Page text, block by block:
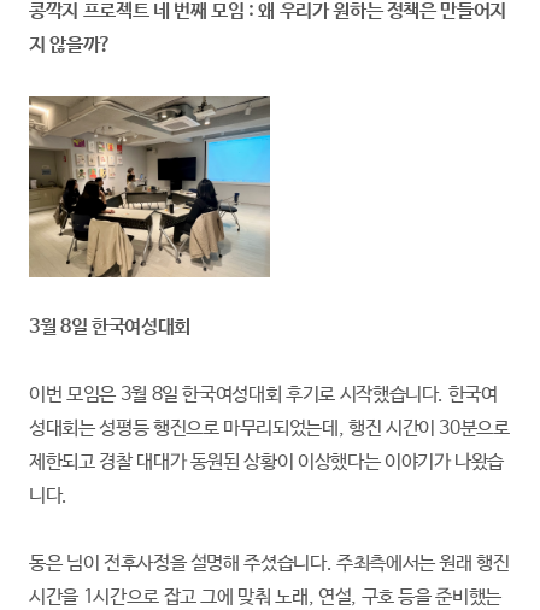
콩깍지 프로젝트 네 번째 모임 : 왜 우리가 원하는 정책은 만들어지
지 않을까?
3월 8일 한국여성대회
이번 모임은 3월 8일 한국여성대회 후기로 시작했습니다. 한국여
성대회는 성평등 행진으로 마무리되었는데, 행진 시간이 30분으로
제한되고 경찰 대대가 동원된 상황이 이상했다는 이야기가 나왔습
니다.
동은 님이 전후사정을 설명해 주셨습니다. 주최측에서는 원래 행진
시간을 1시간으로 잡고 그에 맞춰 노래, 연설, 구호 등을 준비했는